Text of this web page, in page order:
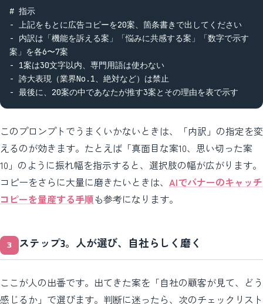
# 指示
- 上記をもとに広告コピーを20案、箇条書きで出してください
- 内訳は「機能を訴える案」「悩みに共感する案」「数字で示す
案」を各6〜7案
- 1案は30文字以内、専門用語は使わない
- 誇大表現（業界No.1、絶対など）は禁止
- 最後に、20案の中であなたが推す3案とその理由を表で示す
このプロンプトでうまくいかないときは、「内訳」の指定を変
えるのが効きます。たとえば「真面目な案10、思い切った案
10」のように振れ幅を指示すると、選択肢の幅が広がります。
コピーをさらに大量に磨きたいときは、 AIでバナーのキャッチ
コピーを量産する手順も参考になります。
ステップ3。人が選び、自社らしく磨く
ここが人の出番です。出てきた案を「自社の顧客が見て、どう
感じるか」で選びます。判断に迷ったら、次のチェックリスト